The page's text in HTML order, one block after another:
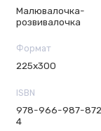
Малювалочка-
розвивалочка
Формат
225х300
ISBN
978-966-987-
4